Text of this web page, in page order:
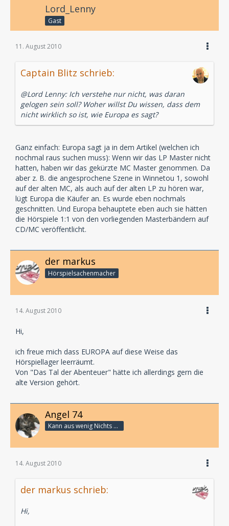
insgesamt acht „Abenteuer“-Hörspielen für Kinder
zum Download auf
Wie bei der erfolgreichen „Fünf Freunde“-Serie geht es
auch hier um spannende Geschichten mit vier
Papagei Kiki lernen sich in der ersten Folge kennen
geheimnisvolle Felseninsel wird nicht umsonst auch
Toteninsel genannt. In Folge 2 geht es um die düstere
Burg auf dem Hügel. Wer verbirgt sich darin? Und
warum? Fragen, die für die vier Abenteurer nicht
4 versprechen Spannung pur. Die Kinder geraten ins
falsche Flugzeug und landen direkt im „Tal der
Abenteuer“! In Folge 4 überstürzen sich die Ereignisse,
denn ein Freund gerät auf der Vogelinsel in große
Gefahr. Kleine und große Hörspielfreunde dürfen
gespannt sein auf die weiteren Folgen!
Alle Folgen werden nun als Mp3 veröffentlicht und nur
exklusiv über den Downloadshop
nächsten zwei Monaten alle acht Folgen der
Abenteuerserie als Mp3 veröffentlicht.
Die ersten vier Titel, die seit dem 06. August 2010 zum
Download bereit stehen, sind:
- Die Burg der Abenteuer (Folge 2)
- Die See der Abenteuer (Folge 4)
Natürlich werden auch diese Hörspiele in Top-
Downloadqualität angeboten (320 kBit/s).
Lord_Lenny
Gast
11. August 2010
Captain Blitz schrieb:
@Lord Lenny: Ich verstehe nur nicht, was daran
gelogen sein soll? Woher willst Du wissen, dass dem
nicht wirklich so ist, wie Europa es sagt?
Ganz einfach: Europa sagt ja in dem Artikel (welchen ich
nochmal raus suchen muss): Wenn wir das LP Master nicht
hatten, haben wir das gekürzte MC Master genommen. Da
aber z. B. die angesprochene Szene in Winnetou 1, sowohl
auf der alten MC, als auch auf der alten LP zu hören war,
lügt Europa die Käufer an. Es wurde eben nochmals
geschnitten. Und Europa behauptete eben auch sie hätten
die Hörspiele 1:1 von den vorliegenden Masterbändern auf
CD/MC veröffentlicht.
der markus
Hörspielsachenmacher
14. August 2010
Hi,
ich freue mich dass EUROPA auf diese Weise das
Hörspiellager leerräumt.
Von "Das Tal der Abenteuer" hätte ich allerdings gern die
alte Version gehört.
Angel 74
Kann aus wenig Nichts machen
14. August 2010
der markus schrieb:
Hi,